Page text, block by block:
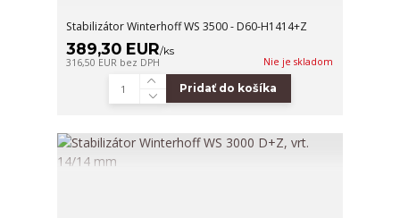
Stabilizátor Winterhoff WS 3500 - D60-H1414+Z
389,30 EUR/ks
316,50 EUR bez DPH Nie je skladom
Pridať do košíka